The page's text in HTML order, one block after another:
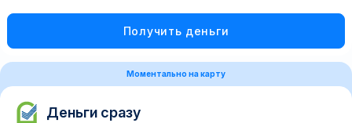
Получить деньги
Моментально на карту
Деньги сразу